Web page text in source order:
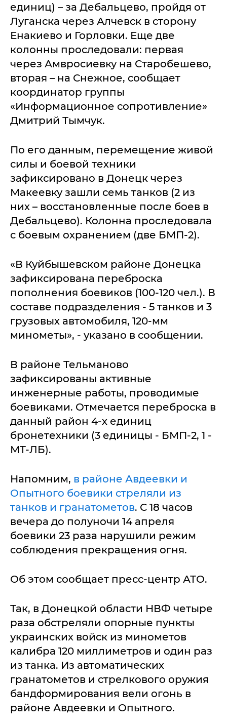
единиц) – за Дебальцево, пройдя от
Луганска через Алчевск в сторону
Енакиево и Горловки. Еще две
колонны проследовали: первая
через Амвросиевку на Старобешево,
вторая – на Снежное, сообщает
координатор группы
«Информационное сопротивление»
Дмитрий Тымчук.
По его данным, перемещение живой
силы и боевой техники
зафиксировано в Донецк через
Макеевку зашли семь танков (2 из
них – восстановленные после боев в
Дебальцево). Колонна проследовала
с боевым охранением (две БМП-2).
«В Куйбышевском районе Донецка
зафиксирована переброска
пополнения боевиков (100-120 чел.). В
составе подразделения - 5 танков и 3
грузовых автомобиля, 120-мм
минометы», - указано в сообщении.
В районе Тельманово
зафиксированы активные
инженерные работы, проводимые
боевиками. Отмечается переброска в
данный район 4-х единиц
бронетехники (3 единицы - БМП-2, 1 -
МТ-ЛБ).
Напомним, в районе Авдеевки и
Опытного боевики стреляли из
танков и гранатометов. С 18 часов
вечера до полуночи 14 апреля
боевики 23 раза нарушили режим
соблюдения прекращения огня.
Об этом сообщает пресс-центр АТО.
Так, в Донецкой области НВФ четыре
раза обстреляли опорные пункты
украинских войск из минометов
калибра 120 миллиметров и один раз
из танка. Из автоматических
гранатометов и стрелкового оружия
бандформирования вели огонь в
районе Авдеевки и Опытного.